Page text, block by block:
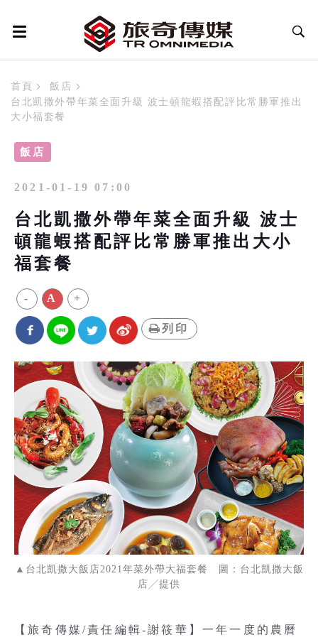
首頁
飯店
台北凱撒外帶年菜全面升級 波士頓龍蝦搭配評比常勝軍推出
大小福套餐
飯店
2021-01-19 07:00
台北凱撒外帶年菜全面升級 波士
頓龍蝦搭配評比常勝軍推出大小
福套餐
- A +
列印
▲台北凱撒大飯店2021年菜外帶大福套餐 圖：台北凱撒大飯
店╱提供
【旅奇傳媒/責任編輯-謝筱華】一年一度的農曆